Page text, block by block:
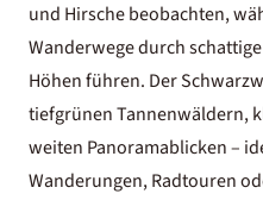
und Hirsche beobachten,
Wanderwege durch
Höhen führen. Der
tiefgrünen Tannenwäldern,
weiten Panoramablicken –
Wanderungen, Radtouren